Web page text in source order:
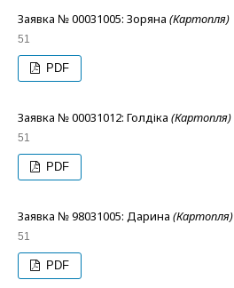
Заявка № 00031005: Зоряна (Картопля)
51
PDF
Заявка № 00031012: Голдіка (Картопля)
51
PDF
Заявка № 98031005: Дарина (Картопля)
51
PDF